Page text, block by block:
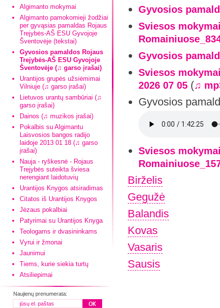
Algimanto mokymai
Algimanto pamokomieji žodžiai
per gyvąsias pamaldas Rojaus
Trejybės-AŠ ESU Gyvojoje
Šventovėje (tekstai)
Gyvosios pamaldos Rojaus
Trejybės-AŠ ESU Gyvojoje
Šventovėje (♫ garso įrašai)
Urantijos grupės užsiėmimai
Vilniuje (♫ garso įrašai)
Lietuvos urantų sambūriai (♫
garso įrašai)
Dainos (♫ muzikos įrašai)
Pokalbis su Algimantu
Laisvosios bangos radijo
laidoje 2013 01 18 (♫ garso
įrašai)
Nauja - ryškesnė - Rojaus
Trejybės suteikta šviesa
nerengiant laidotuvių
Urantijos Knygos atsiradimas
Citatos iš Urantijos Knygos
Jėzaus pokalbiai
Patyrimai su Urantijos Knyga
Teologams ir dvasininkams
Vyrui ir žmonai
Jaunimui
Tiems, kurie siekia turtų
Atsiliepimai
Naujienų prenumerata:
Gyvosios
Sviesos
Gyvosios
Sviesos
2026 07 05 (♫
Gyvosios
Sviesos
Birželis
Gegužė
Balandis
Kovas
Vasaris
Sausis